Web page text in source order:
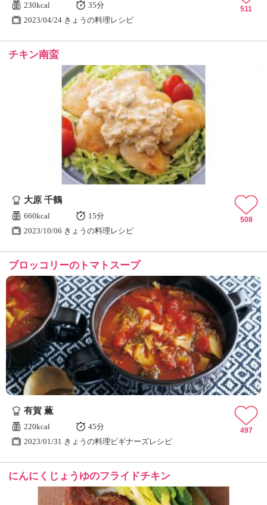
ョ
み
ん
な
の
き
ょ
う
の
料
理
230kcal
35分
2023/04/24 きょうの料理レシピ
511
チキン南蛮
大原 千鶴
660kcal
15分
2023/10/06 きょうの料理レシピ
508
ブロッコリーのトマトスープ
有賀 薫
220kcal
45分
2023/01/31 きょうの料理ビギナーズレシピ
497
にんにくじょうゆのフライドチキン